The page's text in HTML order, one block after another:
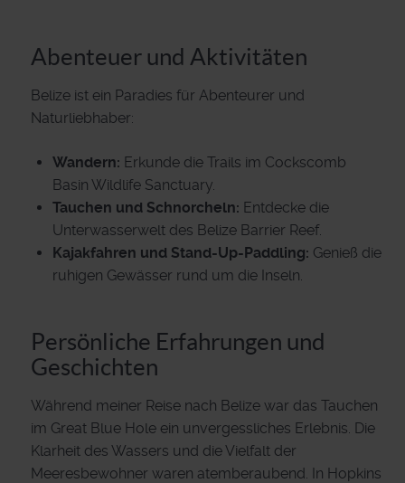
Abenteuer und Aktivitäten
Belize ist ein Paradies für Abenteurer und
Naturliebhaber:
Wandern: Erkunde die Trails im Cockscomb
Basin Wildlife Sanctuary.
Tauchen und Schnorcheln: Entdecke die
Unterwasserwelt des Belize Barrier Reef.
Kajakfahren und Stand-Up-Paddling: Genieß die
ruhigen Gewässer rund um die Inseln.
Persönliche Erfahrungen und
Geschichten
Während meiner Reise nach Belize war das Tauchen
im Great Blue Hole ein unvergessliches Erlebnis. Die
Klarheit des Wassers und die Vielfalt der
Meeresbewohner waren atemberaubend. In Hopkins